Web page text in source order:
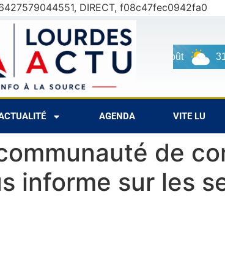
DIRECT, f08c47fec0942fa0
7 Août 27°C 31°C
AGENDA VITE LU
de
informe sur les